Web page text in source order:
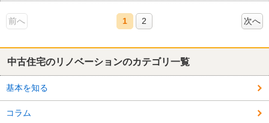
前へ 1 2 次へ
中古住宅のリノベーションのカテゴリ一覧
基本を知る
コラム